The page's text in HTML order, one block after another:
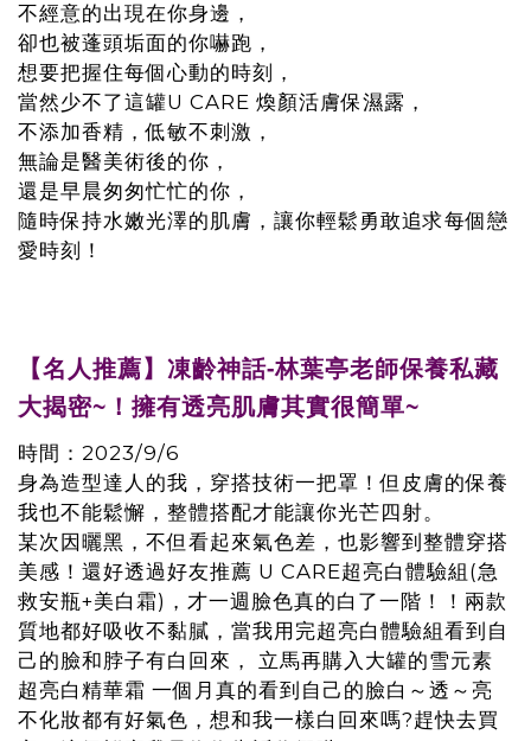
不經意的出現在你身邊，
卻也被蓬頭垢面的你嚇跑，
想要把握住每個心動的時刻，
當然少不了這罐U CARE 煥顏活膚保濕露，
不添加香精，低敏不刺激，
無論是醫美術後的你，
還是早晨匆匆忙忙的你，
隨時保持水嫩光澤的肌膚，讓你輕鬆勇敢追求每個戀
愛時刻！
【名人推薦】凍齡神話-林葉亭老師保養私藏
大揭密~！擁有透亮肌膚其實很簡單~
時間：2023/9/6
身為造型達人的我，穿搭技術一把罩！但皮膚的保養
我也不能鬆懈，整體搭配才能讓你光芒四射。
某次因曬黑，不但看起來氣色差，也影響到整體穿搭
美感！還好透過好友推薦 U CARE超亮白體驗組(急
救安瓶+美白霜)，才一週臉色真的白了一階！！兩款
質地都好吸收不黏膩，當我用完超亮白體驗組看到自
己的臉和脖子有白回來， 立馬再購入大罐的雪元素
超亮白精華霜 一個月真的看到自己的臉白～透～亮
不化妝都有好氣色，想和我一樣白回來嗎?趕快去買